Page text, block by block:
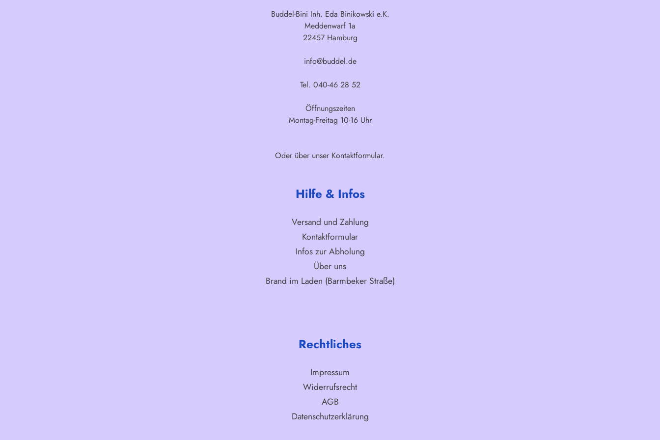
Buddel-Bini Inh. Eda Binikowski e.K.
Meddenwarf 1a
22457 Hamburg
info@buddel.de
Tel. 040-46 28 52
Öffnungszeiten
Montag-Freitag 10-16 Uhr
Oder über unser Kontaktformular.
Hilfe & Infos
Versand und Zahlung
Kontaktformular
Infos zur Abholung
Über uns
Brand im Laden (Barmbeker Straße)
Rechtliches
Impressum
Widerrufsrecht
AGB
Datenschutzerklärung